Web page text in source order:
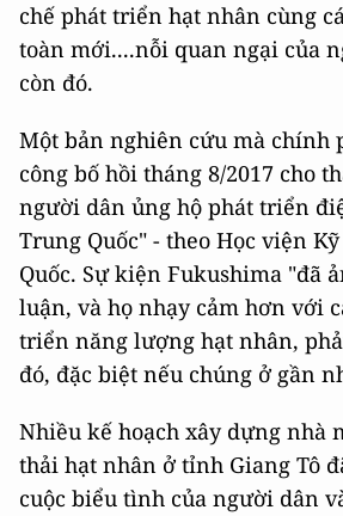
chế phát triển hạt nhân cùng
toàn mới....nỗi quan ngại của
còn đó.
Một bản nghiên cứu mà chính
công bố hồi tháng 8/2017 cho
người dân ủng hộ phát triển
Trung Quốc" - theo Học viện
Quốc. Sự kiện Fukushima "đã
luận, và họ nhạy cảm hơn với
triển năng lượng hạt nhân,
đó, đặc biệt nếu chúng ở gần
Nhiều kế hoạch xây dựng nhà
thải hạt nhân ở tỉnh Giang Tô
cuộc biểu tình của người dân